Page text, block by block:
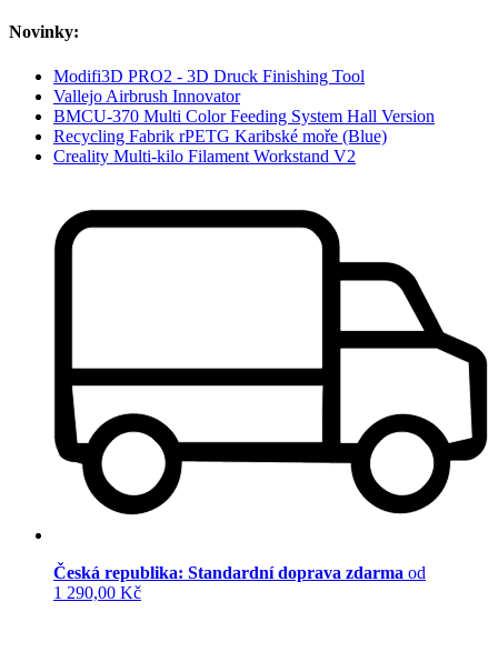
Novinky:
Modifi3D PRO2 - 3D Druck Finishing Tool
Vallejo Airbrush Innovator
BMCU-370 Multi Color Feeding System Hall Version
Recycling Fabrik rPETG Karibské moře (Blue)
Creality Multi-kilo Filament Workstand V2
Česká republika: Standardní doprava zdarma od
1 290,00 Kč